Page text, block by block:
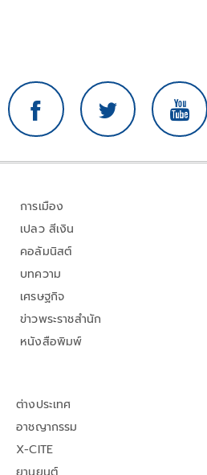
การเมือง
เปลว สีเงิน
คอลัมนิสต์
บทความ
เศรษฐกิจ
ข่าวพระราชสำนัก
หนังสือพิมพ์
ต่างประเทศ
อาชญากรรม
X-CITE